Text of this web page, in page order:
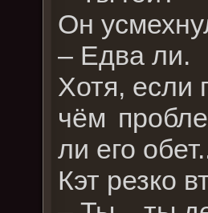
Он
– Едва ли.
Хотя, если
чём
ли его
Кэт резко